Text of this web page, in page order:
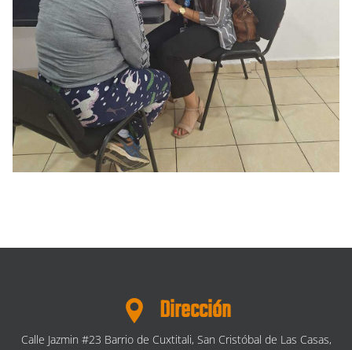
Dirección
Calle Jazmin #23 Barrio de Cuxtitali, San Cristóbal de Las Casas,